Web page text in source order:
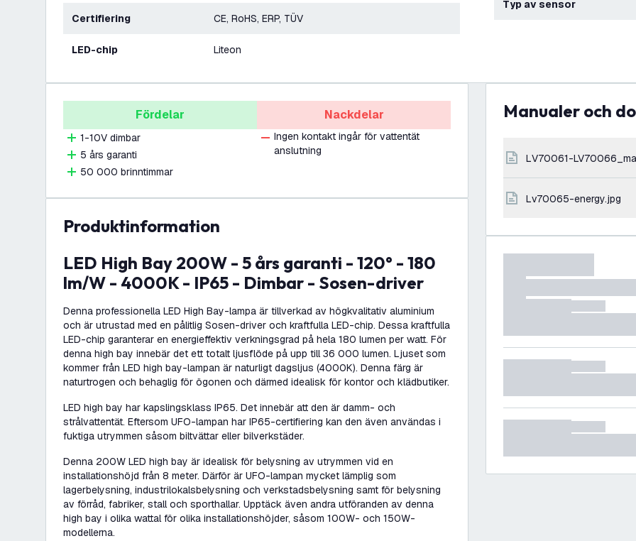
Certifiering CE, RoHS, ERP, TÜV
LED-chip Liteon
Typ av sensor
Fördelar
1-10V dimbar
5 års garanti
50 000 brinntimmar
Nackdelar
Ingen kontakt ingår för vattentät
anslutning
produktinformation
LED High Bay 200W - 5 års garanti - 120° - 180
lm/W - 4000K - IP65 - Dimbar - Sosen-driver
Denna professionella LED High Bay-lampa är tillverkad av högkvalitativ aluminium
och är utrustad med en pålitlig Sosen-driver och kraftfulla LED-chip. Dessa kraftfulla
LED-chip garanterar en energieffektiv verkningsgrad på hela 180 lumen per watt. För
denna high bay innebär det ett totalt ljusflöde på upp till 36 000 lumen. Ljuset som
kommer från LED high bay-lampan är naturligt dagsljus (4000K). Denna färg är
naturtrogen och behaglig för ögonen och därmed idealisk för kontor och klädbutiker.
LED high bay har kapslingsklass IP65. Det innebär att den är damm- och
strålvattentät. Eftersom UFO-lampan har IP65-certifiering kan den även användas i
fuktiga utrymmen såsom biltvättar eller bilverkstäder.
Denna 200W LED high bay är idealisk för belysning av utrymmen vid en
installationshöjd från 8 meter. Därför är UFO-lampan mycket lämplig som
lagerbelysning, industrilokalsbelysning och verkstadsbelysning samt för belysning
av förråd, fabriker, stall och sporthallar. Upptäck även andra utföranden av denna
high bay i olika wattal för olika installationshöjder, såsom 100W- och 150W-
modellerna.
Manualer och
LV70061-
lv70065-energy.jpg